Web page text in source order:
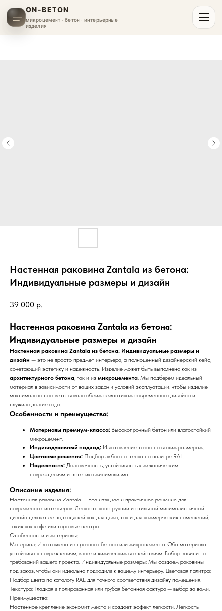
ON-BETON
микроцемент · бетон · интерьерные
изделия
Настенная раковина Zantala из бетона:
Индивидуальные размеры и дизайн
39 000 р.
Настенная раковина Zantala из бетона:
Индивидуальные размеры и дизайн
Настенная раковина Zantala из бетона: Индивидуальные размеры и
дизайн — это не просто предмет интерьера, а полноценный дизайнерский кейс,
сочетающий эстетику и надежность. Изделие может быть выполнено как из
архитектурного бетона, так и из микроцемента. Мы подберем идеальный
материал в зависимости от ваших задач и условий эксплуатации, чтобы изделие
максимально соответствовало обеим семантикам современного дизайна и
служило долгие годы.
Особенности и преимущества:
Материалы премиум-класса: Высокопрочный бетон или влагостойкий
микроцемент.
Индивидуальный подход: Изготовление точно по вашим размерам.
Цветовые решения: Подбор любого оттенка по палитре RAL.
Надежность: Долговечность, устойчивость к механическим
повреждениям и эстетика минимализма.
Описание изделия:
Настенная раковина Zantala — это изящное и практичное решение для
современных интерьеров. Легкость конструкции и стильный минималистичный
дизайн делают ее подходящей как для дома, так и для коммерческих помещений,
таких как кафе или торговые центры.
Особенности и материалы:
Материал: Изготовлена из прочного бетона или микроцемента. Оба материала
устойчивы к повреждениям, влаге и химическим воздействиям. Выбор зависит от
требований вашего проекта. Индивидуальные размеры: Мы создаем раковины
под заказ, чтобы они идеально подходили к вашему интерьеру. Цветовая палитра:
Подбор цвета по каталогу RAL для точного соответствия дизайну помещения.
Текстура: Гладкая и полированная или грубая бетонная фактура — выбор за вами.
Преимущества:
Настенное крепление экономит место и создает эффект легкости. Легкость